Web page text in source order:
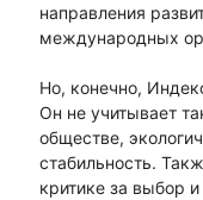
направления
международных
Но, конечно,
Он не учитывает
обществе,
стабильность.
критике за выбор